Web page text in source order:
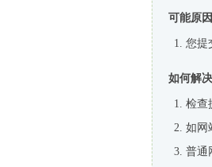
可能原
您提
如何解
检查
如网
普通